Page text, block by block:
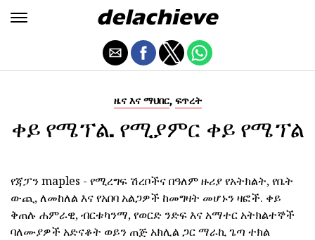
ዜና እና ማህበር, ፍጥረት
ቀይ የሜፕል. የሚያምር ቀይ የሜፕል
የጃፓን maples - የሚረግፍ ሽረቦችና በዓለም ዙሪያ የአትክልት, የቤት
ውጪ, ለመከለል እና የአበባ አልጋዎች ከመግዛት መሆኑን ዛፎች. ቀይ
ቅጠሉ ሐምራዊ, ብርቱካንማ, የወርድ ንድፍ እና አማተር አትክልተኞች
ባለሙያዎች አድናቆት ወይን ጠጅ አክሊል ጋር ማራኪ ጌጣ ተክል